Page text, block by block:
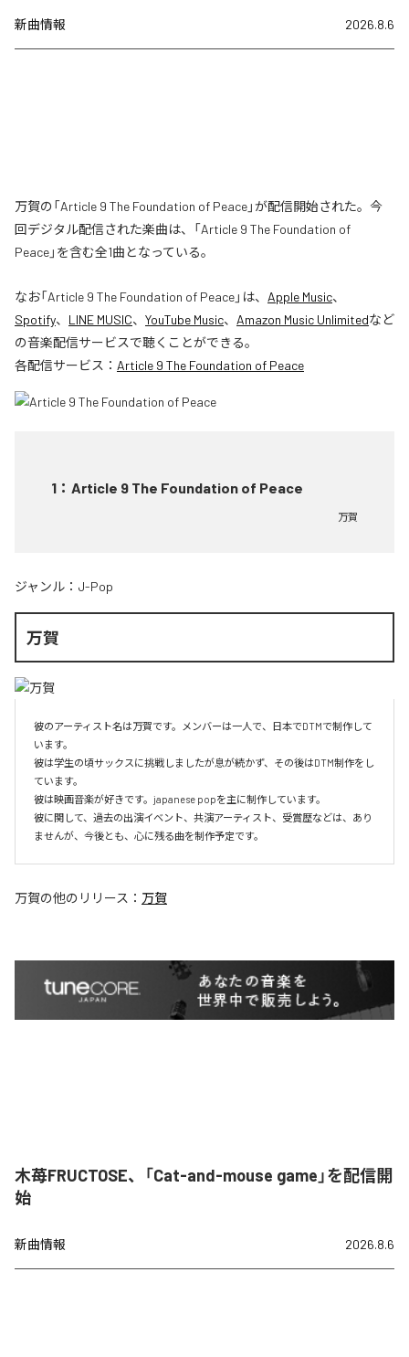
新曲情報 2026.8.6
万賀の「Article 9 The Foundation of Peace」が配信開始された。今
回デジタル配信された楽曲は、「Article 9 The Foundation of
Peace」を含む全1曲となっている。
なお「Article 9 The Foundation of Peace」は、 Apple Music、
Spotify、 LINE MUSIC、 YouTube Music、 Amazon Music Unlimitedなど
の音楽配信サービスで聴くことができる。
各配信サービス： Article 9 The Foundation of Peace
1 ： Article 9 The Foundation of Peace
万賀
ジャンル： J-Pop
万賀
彼のアーティスト名は万賀です。メンバーは一人で、日本でDTMで制作して
います。
彼は学生の頃サックスに挑戦しましたが息が続かず、その後はDTM制作をし
ています。
彼は映画音楽が好きです。japanese popを主に制作しています。
彼に関して、過去の出演イベント、共演アーティスト、受賞歴などは、あり
ませんが、今後とも、心に残る曲を制作予定です。
万賀の他のリリース： 万賀
木苺FRUCTOSE、「Cat-and-mouse game」を配信開
始
新曲情報 2026.8.6